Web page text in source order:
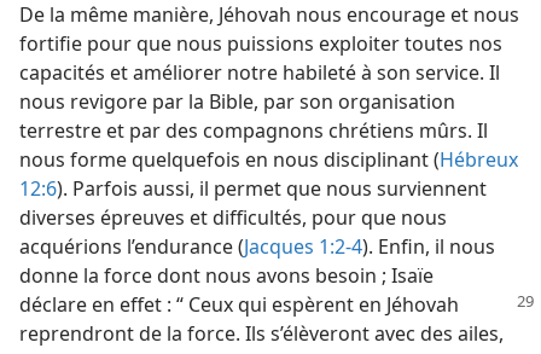
De la même manière, Jéhovah nous encourage et nous
fortifie pour que nous puissions exploiter toutes nos
capacités et améliorer notre habileté à son service. Il
nous revigore par la Bible, par son organisation
terrestre et par des compagnons chrétiens mûrs. Il
nous forme quelquefois en nous disciplinant (Hébreux
12:6). Parfois aussi, il permet que nous surviennent
diverses épreuves et difficultés, pour que nous
acquérions l’endurance (Jacques 1:2-4). Enfin, il nous
donne la force dont nous avons besoin ; Isaïe
déclare en effet : “ Ceuxqui espèrent en Jéhovah
reprendront de la force. Ils s’élèveront avec des ailes,